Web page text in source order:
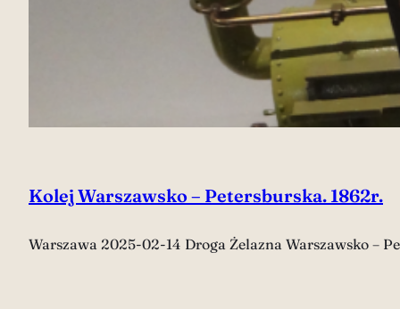
Kolej Warszawsko – Petersburska. 1862r.
Warszawa 2025-02-14 Droga Żelazna Warszawsko –